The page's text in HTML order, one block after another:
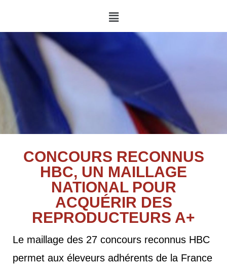
CONCOURS RECONNUS
HBC, UN MAILLAGE
NATIONAL POUR
ACQUÉRIR DES
REPRODUCTEURS A+
Le maillage des 27 concours reconnus HBC
permet aux éleveurs adhérents de la France